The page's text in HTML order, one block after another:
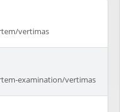
vertimas
examination/vertimas